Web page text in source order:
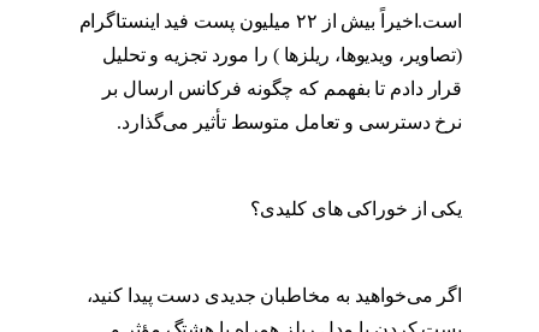
است.اخیراً بیش از ۲۲ میلیون پست فید اینستاگرام
(تصاویر، ویدیوها، ریلزها ) را مورد تجزیه و تحلیل
قرار دادم تا بفهمم که چگونه فرکانس ارسال بر
نرخ دسترسی و تعامل متوسط ​​تأثیر می‌گذارد.
یکی از خوراکی های کلیدی؟
اگر می‌خواهید به مخاطبان جدیدی دست پیدا کنید،